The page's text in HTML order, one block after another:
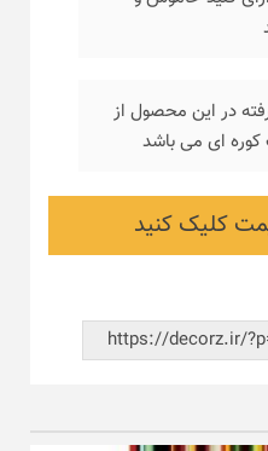
در این محصول از
ای می باشد
کلیک کنید